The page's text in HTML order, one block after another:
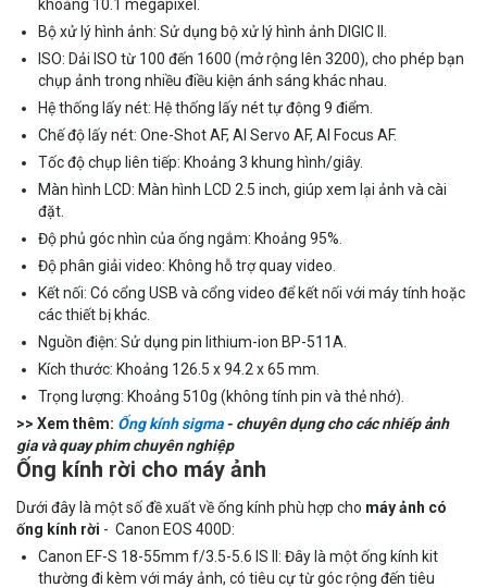
khoảng 10.1 megapixel.
Bộ xử lý hình ảnh: Sử dụng bộ xử lý hình ảnh DIGIC II.
ISO: Dải ISO từ 100 đến 1600 (mở rộng lên 3200), cho phép bạn
chụp ảnh trong nhiều điều kiện ánh sáng khác nhau.
Hệ thống lấy nét: Hệ thống lấy nét tự động 9 điểm.
Chế độ lấy nét: One-Shot AF, AI Servo AF, AI Focus AF.
Tốc độ chụp liên tiếp: Khoảng 3 khung hình/giây.
Màn hình LCD: Màn hình LCD 2.5 inch, giúp xem lại ảnh và cài
đặt.
Độ phủ góc nhìn của ống ngắm: Khoảng 95%.
Độ phân giải video: Không hỗ trợ quay video.
Kết nối: Có cổng USB và cổng video để kết nối với máy tính hoặc
các thiết bị khác.
Nguồn điện: Sử dụng pin lithium-ion BP-511A.
Kích thước: Khoảng 126.5 x 94.2 x 65 mm.
Trọng lượng: Khoảng 510g (không tính pin và thẻ nhớ).
>> Xem thêm: Ống kính sigma- chuyên dụng cho các nhiếp ảnh
gia và quay phim chuyên nghiệp
Ống kính rời cho máy ảnh
Dưới đây là một số đề xuất về ống kính phù hợp cho máy ảnh có
ống kính rời - Canon EOS 400D:
Canon EF-S 18-55mm f/3.5-5.6 IS II: Đây là một ống kính kit
thường đi kèm với máy ảnh, có tiêu cự từ góc rộng đến tiêu